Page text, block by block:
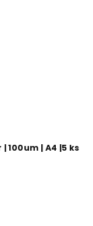
100um | A4 |5 ks